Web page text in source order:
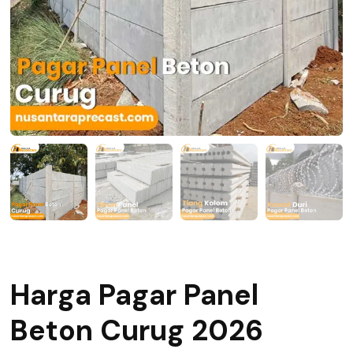
Harga Pagar Panel
Beton Curug 2026